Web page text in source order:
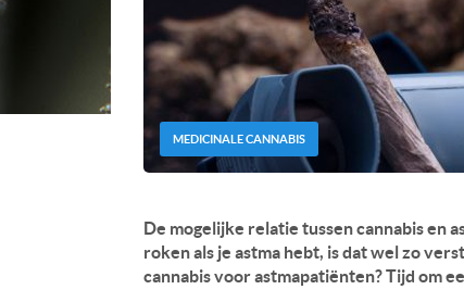
MEDICINALE CANNABIS
De mogelijke relatie tussen cannabis en
roken als je astma hebt, is dat wel zo
cannabis voor astmapatiënten? Tijd om